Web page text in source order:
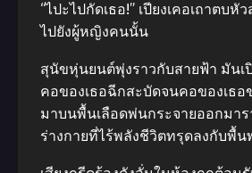
“ไปะไปกัดเธอ!” เปียงเคอเถาตบ
ไปยังผู้หญิงคนนั้น
สุนัขหุ่นยนต์พุ่งราวกับสายฟ้า มันเ
คอของเธอฉีกสะบัดจนคอของเธอ
มาบนพื้นเลือดพ่นกระจายออกมา
ร่างกายที่ไร้พลังชีวิตทรุดลงกับพื้น